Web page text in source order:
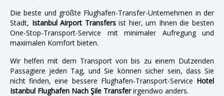
Die beste und größte Flughafen-Transfer-Unternehmen in der
Stadt, Istanbul Airport Transfersist hier, um Ihnen die besten
One-Stop-Transport-Service mit minimaler Aufregung und
maximalen Komfort bieten.
Wir helfen mit dem Transport von bis zu einem Dutzenden
Passagiere jeden Tag, und Sie können sicher sein, dass Sie
nicht finden, eine bessere Flughafen-Transport-Service Hotel
Istanbul Flughafen Nach Şile Transferirgendwo anders.